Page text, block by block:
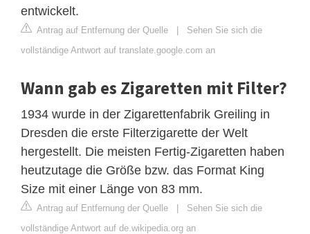
entwickelt.
Antrag auf Entfernung der Quelle | Sehen Sie sich die
vollständige Antwort auf translate.google.com an
Wann gab es Zigaretten mit Filter?
1934 wurde in der Zigarettenfabrik Greiling in
Dresden die erste Filterzigarette der Welt
hergestellt. Die meisten Fertig-Zigaretten haben
heutzutage die Größe bzw. das Format King
Size mit einer Länge von 83 mm.
Antrag auf Entfernung der Quelle | Sehen Sie sich die
vollständige Antwort auf de.wikipedia.org an